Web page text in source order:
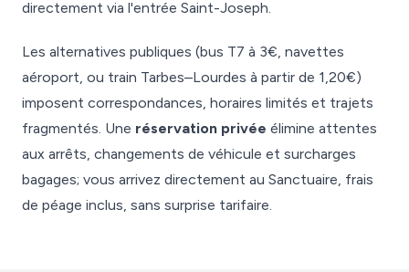
directement via l'entrée Saint-Joseph.
Les alternatives publiques (bus T7 à 3€, navettes
aéroport, ou train Tarbes–Lourdes à partir de 1,20€)
imposent correspondances, horaires limités et trajets
fragmentés. Une réservation privée élimine attentes
aux arrêts, changements de véhicule et surcharges
bagages; vous arrivez directement au Sanctuaire, frais
de péage inclus, sans surprise tarifaire.